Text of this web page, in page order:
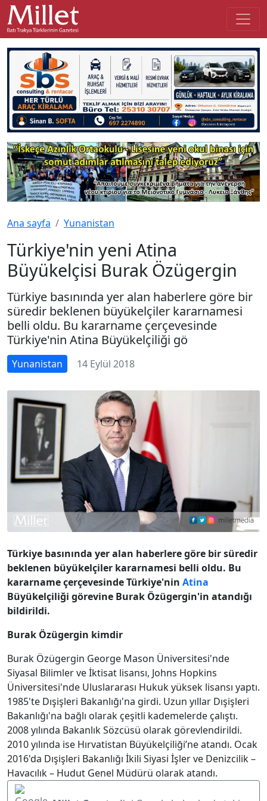
Ana sayfa Yunanistan
Türkiye'nin yeni Atina
Büyükelçisi Burak Özügergin
Türkiye basınında yer alan haberlere göre bir
süredir beklenen büyükelçiler kararnamesi
belli oldu. Bu kararname çerçevesinde
Türkiye'nin Atina Büyükelçiliği gö
Yunanistan 14 Eylül 2018
Türkiye basınında yer alan haberlere göre bir süredir
beklenen büyükelçiler kararnamesi belli oldu. Bu
kararname çerçevesinde Türkiye'nin Atina
Büyükelçiliği görevine Burak Özügergin'in atandığı
bildirildi.
Burak Özügergin kimdir
Burak Özügergin George Mason Üniversitesi'nde
Siyasal Bilimler ve İktisat lisansı, Johns Hopkins
Üniversitesi'nde Uluslararası Hukuk yüksek lisansı yaptı.
1985'te Dışişleri Bakanlığı'na girdi. Uzun yıllar Dışişleri
Bakanlığı'na bağlı olarak çeşitli kademelerde çalıştı.
2008 yılında Bakanlık Sözcüsü olarak görevlendirildi.
2010 yılında ise Hırvatistan Büyükelçiliği’ne atandı. Ocak
2016'da Dışişleri Bakanlığı İkili Siyasi İşler ve Denizcilik –
Havacılık – Hudut Genel Müdürü olarak atandı.